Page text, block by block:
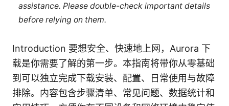
assistance. Please double-check important details
before relying on them.
Introduction 要想安全、快速地上网，Aurora 下
载是你需要了解的第一步。本指南将带你从零基础
到可以独立完成下载安装、配置、日常使用与故障
排除。内容包含步骤清单、常见问题、数据统计和